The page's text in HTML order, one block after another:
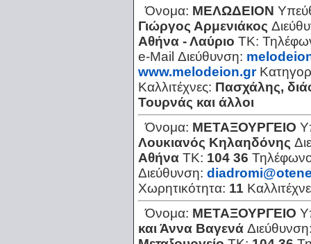
Όνομα: ΜΕΛΩΔΕΙΟΝ
Γιώργος Αρμενιάκος
Αθήνα - Λαύριο ΤΚ:
e-Mail Διεύθυνση:
www.melodeion.gr
Καλλιτέχνες: Πασχάλης,
Τουρνάς και άλλοι
Όνομα: ΜΕΤΑΞΟΥΡΓΕΙΟ
Λουκιανός Κηλαηδόνης
Αθήνα ΤΚ: 104 36
Διεύθυνση:
Χωρητικότητα: 11
Όνομα: ΜΕΤΑΞΟΥΡΓΕΙΟ
και Άννα Βαγενά